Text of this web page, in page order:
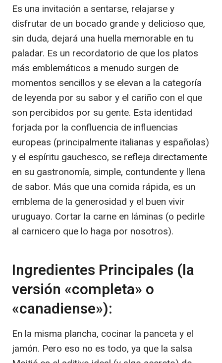
Es una invitación a sentarse, relajarse y
disfrutar de un bocado grande y delicioso que,
sin duda, dejará una huella memorable en tu
paladar. Es un recordatorio de que los platos
más emblemáticos a menudo surgen de
momentos sencillos y se elevan a la categoría
de leyenda por su sabor y el cariño con el que
son percibidos por su gente. Esta identidad
forjada por la confluencia de influencias
europeas (principalmente italianas y españolas)
y el espíritu gauchesco, se refleja directamente
en su gastronomía, simple, contundente y llena
de sabor. Más que una comida rápida, es un
emblema de la generosidad y el buen vivir
uruguayo. Cortar la carne en láminas (o pedirle
al carnicero que lo haga por nosotros).
Ingredientes Principales (la
versión «completa» o
«canadiense»):
En la misma plancha, cocinar la panceta y el
jamón. Pero eso no es todo, ya que la salsa